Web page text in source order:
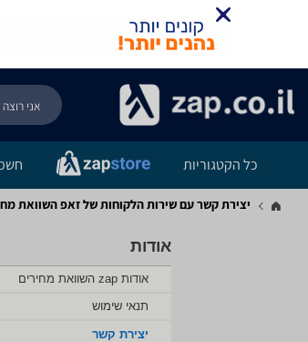
כל הקטגוריות
יצירת קשר עם שירות הלקוחות של זאפ השוואת
אודות
אודות zap השוואת מחירים
תנאי שימוש
יצירת קשר